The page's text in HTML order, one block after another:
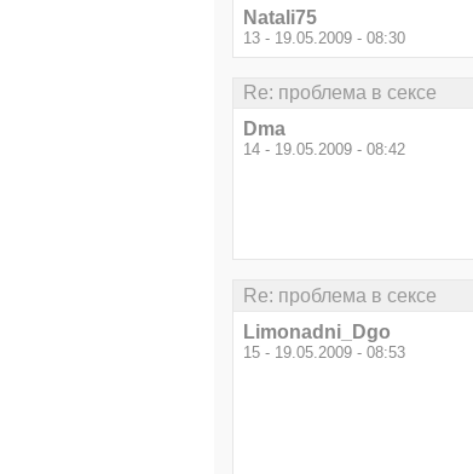
Natali75
13 - 19.05.2009 - 08:30
Re: проблема в сексе
Dma
14 - 19.05.2009 - 08:42
Re: проблема в сексе
Limonadni_Dgo
15 - 19.05.2009 - 08:53